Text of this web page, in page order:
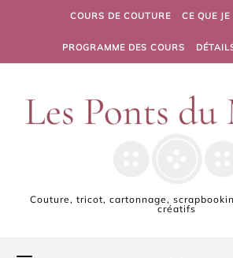
Skip to contentCOURS DE COUTURE CE QUE
PROGRAMME DES COURS
Couture, tricot, cartonnage,
créatifs